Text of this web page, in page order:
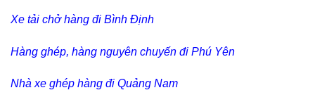
Xe tải chở hàng đi Bình Định
Hàng ghép, hàng nguyên chuyến đi Phú Yên
Nhà xe ghép hàng đi Quảng Nam